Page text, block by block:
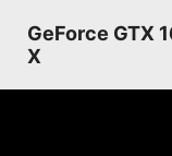
GeForce GTX
X